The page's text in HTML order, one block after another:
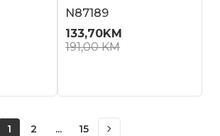
N87189
133,70KM
191,00KM
1 2 ... 15